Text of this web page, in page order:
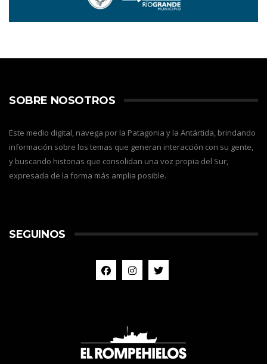
SOBRE NOSOTROS
Este medio digital, navega por la Patagonia y la Antártida, brindando
información sobre los temas que generan interacción con su gente,
y buscando historias que consolidan una voz propia del Sur,
expresada de la forma más amplia posible.
SEGUINOS